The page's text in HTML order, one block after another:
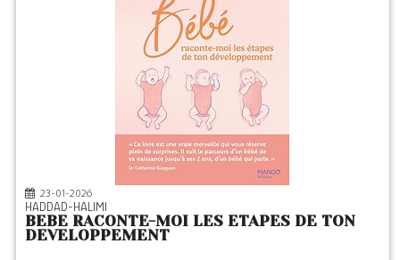
23-01-2026
HADDAD-HALIMI
BEBE RACONTE-MOI LES ETAPES DE TON
DEVELOPPEMENT